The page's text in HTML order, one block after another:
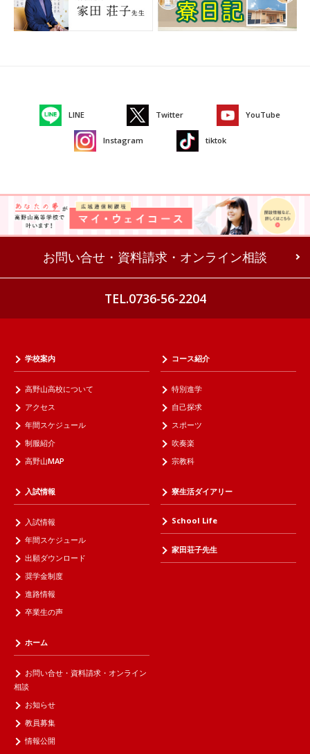
LINE Twitter YouTube
Instagram tiktok
お問い合せ・資料請求・オンライン相談
TEL.0736-56-2204
学校案内
高野山高校について
アクセス
年間スケジュール
制服紹介
高野山MAP
コース紹介
特別進学
自己探求
スポーツ
吹奏楽
宗教科
入試情報
入試情報
年間スケジュール
出願ダウンロード
奨学金制度
進路情報
卒業生の声
寮生活ダイアリー
School Life
家田荘子先生
ホーム
お問い合せ・資料請求・オンライン
相談
お知らせ
教員募集
情報公開